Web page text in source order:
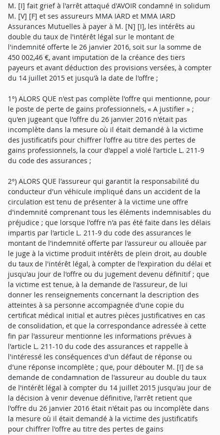
M. [I] fait grief à l'arrêt attaqué d'AVOIR condamné in solidum
M. [V] [F] et ses assureurs MMA IARD et MMA IARD
Assurances Mutuelles à payer à M. [N] [I], les intérêts au
double du taux de l'intérêt légal sur le montant de
l'indemnité offerte le 26 janvier 2016, soit sur la somme de
450 002,46 €, avant imputation de la créance des tiers
payeurs et avant déduction des provisions versées, à compter
du 14 juillet 2015 et jusqu'à la date de l'offre ;
1°) ALORS QUE n'est pas complète l'offre qui mentionne, pour
le poste de perte de gains professionnels, « A justifier » ;
qu'en jugeant que l'offre du 26 janvier 2016 n'était pas
incomplète dans la mesure où il était demandé à la victime
des justificatifs pour chiffrer l'offre au titre des pertes de
gains professionnels, la cour d'appel a violé l'article L. 211-9
du code des assurances ;
2°) ALORS QUE l'assureur qui garantit la responsabilité du
conducteur d'un véhicule impliqué dans un accident de la
circulation est tenu de présenter à la victime une offre
d'indemnité comprenant tous les éléments indemnisables du
préjudice ; que lorsque l'offre n'a pas été faite dans les délais
impartis par l'article L. 211-9 du code des assurances le
montant de l'indemnité offerte par l'assureur ou allouée par
le juge à la victime produit intérêts de plein droit, au double
du taux de l'intérêt légal, à compter de l'expiration du délai et
jusqu'au jour de l'offre ou du jugement devenu définitif ; que
la victime est tenue, à la demande de l'assureur, de lui
donner les renseignements concernant la description des
atteintes à sa personne accompagnée d'une copie du
certificat médical initial et autres pièces justificatives en cas
de consolidation, et que la correspondance adressée à cette
fin par l'assureur mentionne les informations prévues à
l'article L. 211-10 du code des assurances et rappelle à
l'intéressé les conséquences d'un défaut de réponse ou
d'une réponse incomplète ; que, pour débouter M. [I] de sa
demande de condamnation de l'assureur au double du taux
de l'intérêt légal à compter du 14 juillet 2015 jusqu'au jour de
la décision à venir devenue définitive, l'arrêt retient que
l'offre du 26 janvier 2016 était n'était pas ou incomplète dans
la mesure où il était demandé à la victime des justificatifs
pour chiffrer l'offre au titre des pertes de gains